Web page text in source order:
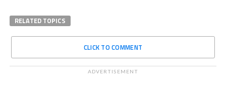
RELATED TOPICS
CLICK TO COMMENT
ADVERTISEMENT